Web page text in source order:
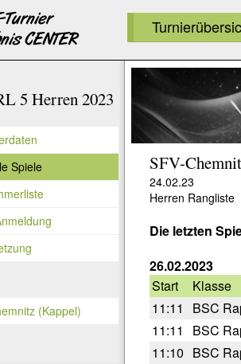
SFV-
24.02.23
Herren Rangliste
Die letzten
26.02.2023
Start
Klasse
11:11
BSC
11:11
BSC
11:10 BSC
5 Herren 2023
Spiele
(Kappel)